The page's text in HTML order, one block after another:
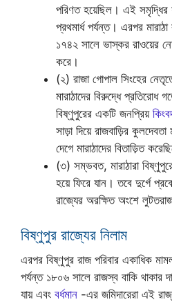
পরিণত হয়েছিল। এই সমৃদ্ধির
প্রথমার্ধ পর্যন্ত। এরপর
১৭৪২ সালে ভাস্কর রাওয়ের
করে।
(২) রাজা গোপাল সিংহের
মারাঠাদের বিরুদ্ধে
বিষ্ণুপুরের একটি জনপ্রিয়
সাড়া দিয়ে রাজবাড়ির
দেগে মারাঠাদের বিতাড়িত
(৩) সম্ভবত, মারাঠারা
হয়ে ফিরে যান। তবে দুর্গে
রাজ্যের অরক্ষিত অংশে
বিষ্ণুপুর রাজ্যের নিলাম
এরপর বিষ্ণুপুর রাজ পরিবার একাধিক
পর্যন্ত ১৮০৬ সালে রাজস্ব বাকি থাকার
যায় এবং বর্ধমান -এর জমিদারেরা এই